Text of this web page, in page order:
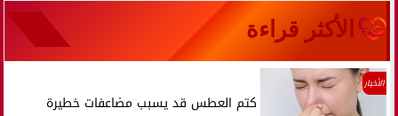
الأكثر قراءة
الأخبار
كتم العطس قد يسبب مضاعفات خطيرة